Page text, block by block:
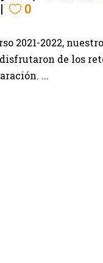
0
2021-2022,
de los
...